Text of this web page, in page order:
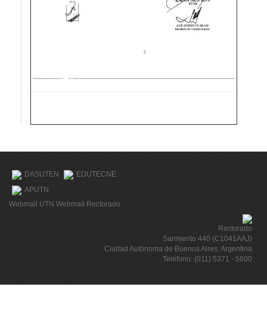
DASUTEN
EDUTECNE
APUTN
Webmail UTN Webmail Rectorado
Rectorado
Sarmiento 440 (C1041AAJ)
Ciudad Autónoma de Buenos Aires, Argentina
Teléfono: (011) 5371 - 5600